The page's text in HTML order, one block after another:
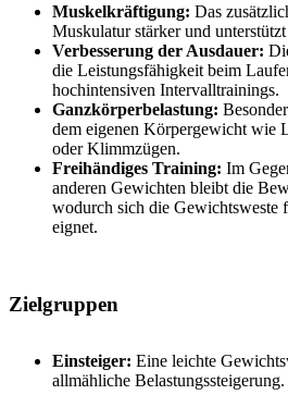
Muskelkräftigung: Das
Muskulatur stärker und
Verbesserung der Ausdauer:
die Leistungsfähigkeit beim
hochintensiven Intervalltrainings.
Ganzkörperbelastung:
dem eigenen Körpergewicht wie
oder Klimmzügen.
Freihändiges Training: Im
anderen Gewichten bleibt die
wodurch sich die Gewichtsweste
eignet.
Zielgruppen
Einsteiger: Eine leichte
allmähliche Belastungssteigerung.